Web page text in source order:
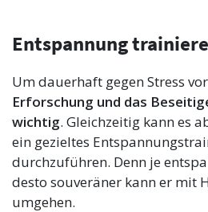
Entspannung
Um dauerhaft gegen Stress
Erforschung und das
wichtig. Gleichzeitig kann es
ein gezieltes
durchzuführen. Denn je
desto souveräner kann er mit
umgehen.